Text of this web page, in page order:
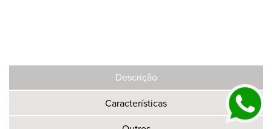
Descrição
Características